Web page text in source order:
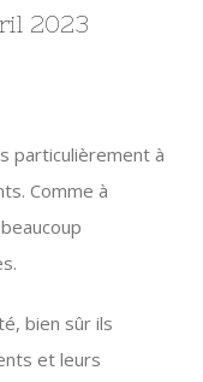
2023
particulièrement à
Comme à
bien sûr ils
et leurs